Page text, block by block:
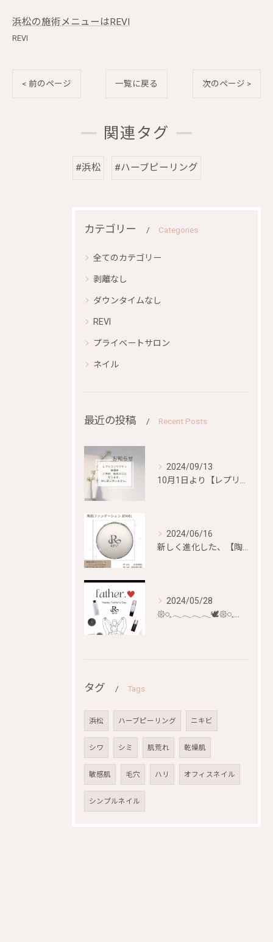
浜松の施術メニューはREVI
REVI
< 前のページ 一覧に戻る 次のページ >
関連タグ
#浜松 #ハーブピーリング
カテゴリー Categories
全てのカテゴリー
剥離なし
ダウンタイムなし
REVI
プライベートサロン
ネイル
最近の投稿 Recent Posts
2024/09/13
2024/06/16
2024/05/28
タグ Tags
浜松 ハーブピーリング ニキビ
シワ シミ 肌荒れ 乾燥肌
敏感肌 毛穴 ハリ オフィスネイル
シンプルネイル